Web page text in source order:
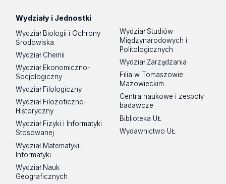
Wydziały i Jednostki
Wydział Biologii i Ochrony
Środowiska
Wydział Chemii
Wydział Ekonomiczno-
Socjologiczny
Wydział Filologiczny
Wydział Filozoficzno-
Historyczny
Wydział Fizyki i Informatyki
Stosowanej
Wydział Matematyki i
Informatyki
Wydział Nauk
Geograficznych
Wydział Studiów
Międzynarodowych i
Politologicznych
Wydział Zarządzania
Filia w Tomaszowie
Mazowieckim
Centra naukowe i zespoły
badawcze
Biblioteka UŁ
Wydawnictwo UŁ